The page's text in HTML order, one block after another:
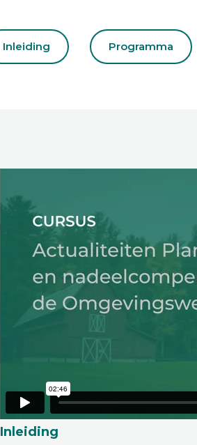
Inleiding Programma
Inleiding